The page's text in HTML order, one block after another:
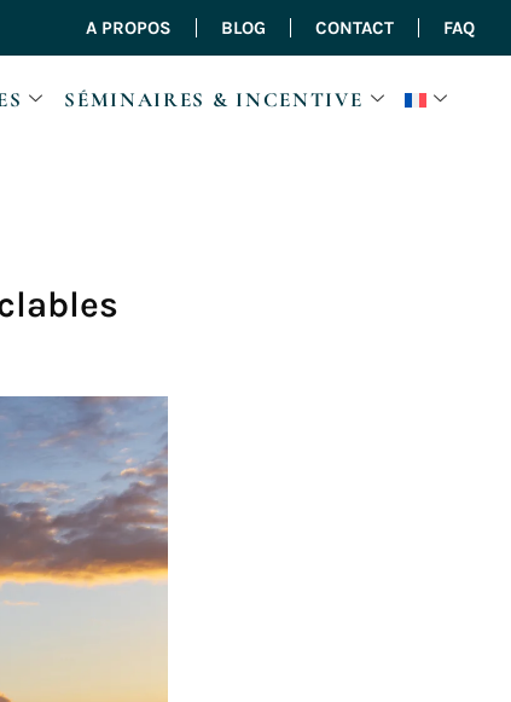
A PROPOS BLOG CONTACT FAQ
SÉMINAIRES & INCENTIVE